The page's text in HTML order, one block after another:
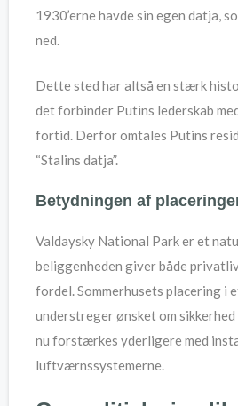
1930’erne havde sin egen datja,
ned.
Dette sted har altså en stærk
det forbinder Putins lederskab
fortid. Derfor omtales Putins
“Stalins datja”.
Betydningen af
Valdaysky National Park er et
beliggenheden giver både
fordel. Sommerhusets placering i
understreger ønsket om
nu forstærkes yderligere med
luftværnssystemerne.